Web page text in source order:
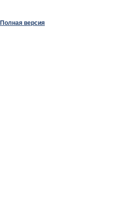
Полная версия